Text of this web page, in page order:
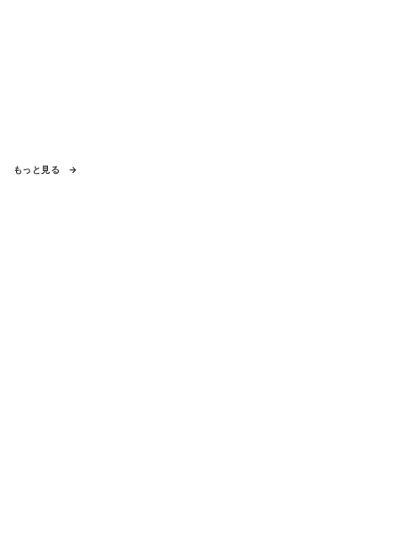
もっと見る